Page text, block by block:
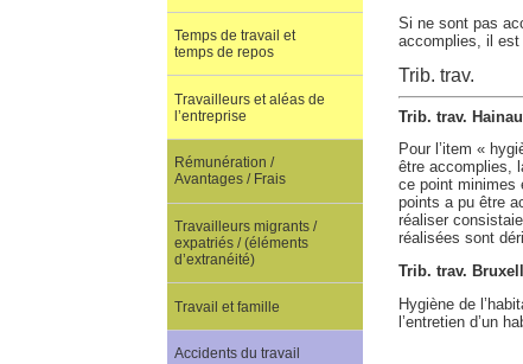
Si ne sont pas
accomplies, il est
Trib. trav.
Trib. trav.
Pour l’item «
être accomplies,
ce point minimes
points a pu être
réaliser
réalisées sont
Trib. trav.
Hygiène de
l’entretien d’un
Temps de travail et
temps de repos
Travailleurs et aléas de
l’entreprise
Rémunération /
Avantages / Frais
Travailleurs migrants /
expatriés / (éléments
d’extranéité)
Travail et famille
Accidents du travail